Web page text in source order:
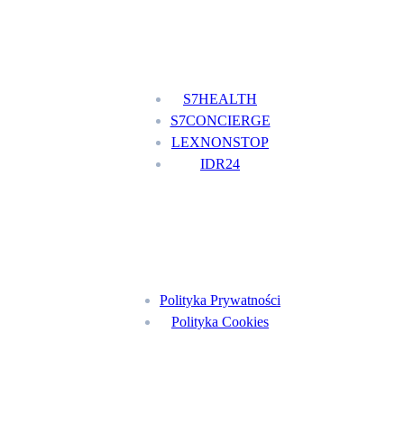
S7HEALTH
S7CONCIERGE
LEXNONSTOP
IDR24
Polityka Prywatności
Polityka Cookies